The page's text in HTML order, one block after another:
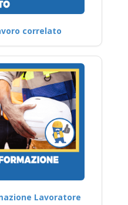
correlato
Lavoratore